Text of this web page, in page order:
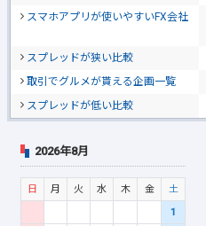
スマホアプリが使いやすいFX会社
スプレッドが狭い比較
取引でグルメが貰える企画一覧
スプレッドが低い比較
2026年8月
日 月 火 水 木 金
土
1